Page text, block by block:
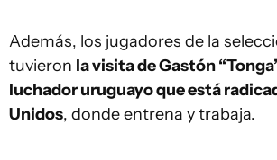
Además, los jugadores de la
tuvieron la visita de Gastón
luchador uruguayo que está
Unidos, donde entrena y trabaja.